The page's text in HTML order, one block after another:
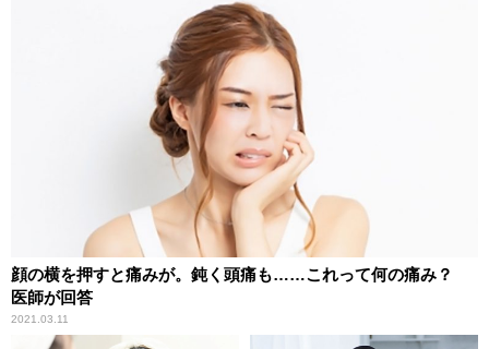
顔の横を押すと痛みが。鈍く頭痛も……これって何の痛み？
医師が回答
2021.03.11